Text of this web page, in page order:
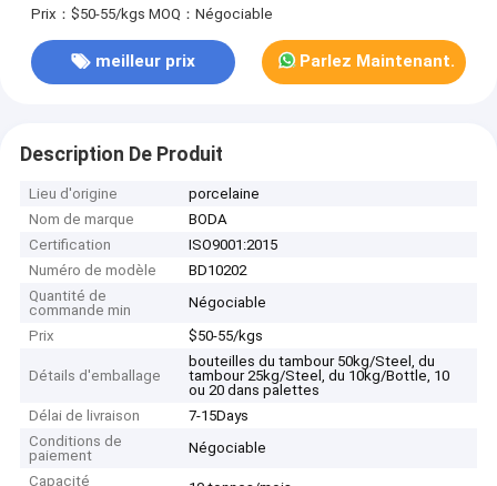
Prix：$50-55/kgs MOQ：Négociable
meilleur prix Parlez Maintenant.
Description De Produit
Lieu d'origine
porcelaine
Nom de marque
BODA
Certification
ISO9001:2015
Numéro de modèle
BD10202
Quantité de
commande min
Négociable
Prix
$50-55/kgs
Détails d'emballage
bouteilles du tambour 50kg/Steel, du
tambour 25kg/Steel, du 10kg/Bottle, 10
ou 20 dans palettes
Délai de livraison
7-15Days
Conditions de
paiement
Négociable
Capacité